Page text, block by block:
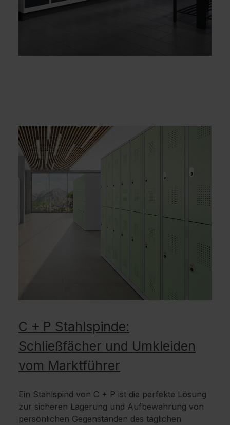
C + P Stahlspinde:
Schließfächer und Umkleiden
vom Marktführer
Ein Stahlspind von C + P ist die perfekte Lösung
zur sicheren Lagerung und Aufbewahrung von
persönlichen Gegenständen des täglichen